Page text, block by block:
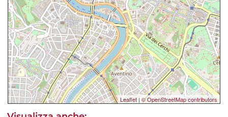
Leaflet|© OpenStreetMap contributors